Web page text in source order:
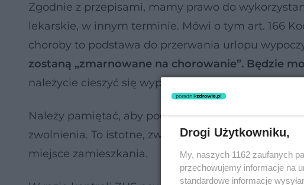
Zgodnie z przepisami, mamy prawo do
lekarskie, w innym terminie. Mówi o tym art. 166
choroby to podstawa do przerwania urlopu
zostaną „zmarnowane na chorowanie”. Będzie
należycie cieszyć się wypoczynkiem.
Należy pamiętać, aby podczas wizyty u lekarza
zwolnienia. To istotne, zwłaszcza gdy spędzamy
miejsce zamieszkania.
Drogi Użytkowniku,
My, naszych 1162 zaufanych
przechowujemy informacje na
standardowe informacje